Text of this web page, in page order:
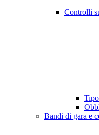
Controlli
Bandi di gara e